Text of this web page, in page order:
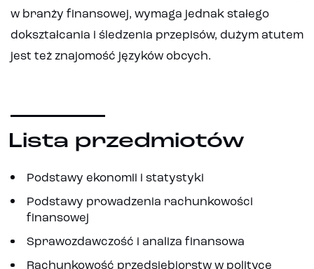
w branży finansowej, wymaga jednak stałego
dokształcania i śledzenia przepisów, dużym atutem
jest też znajomość języków obcych.
Lista przedmiotów
Podstawy ekonomii i statystyki
Podstawy prowadzenia rachunkowości
finansowej
Sprawozdawczość i analiza finansowa
Rachunkowość przedsiębiorstw w polityce